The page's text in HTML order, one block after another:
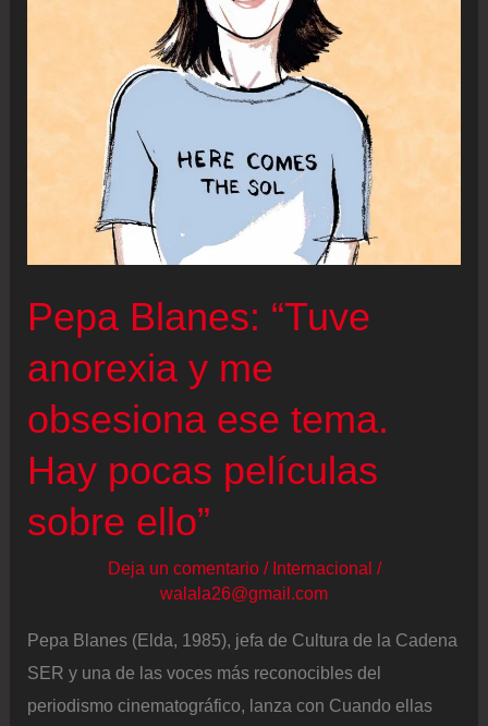
Pepa Blanes: “Tuve
anorexia y me
obsesiona ese tema.
Hay pocas películas
sobre ello”
Deja un comentario / Internacional /
walala26@gmail.com
Pepa Blanes (Elda, 1985), jefa de Cultura de la Cadena
SER y una de las voces más reconocibles del
periodismo cinematográfico, lanza con Cuando ellas